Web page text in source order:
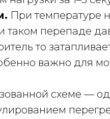
При температуре
таком перепаде
то
важно для
схеме —